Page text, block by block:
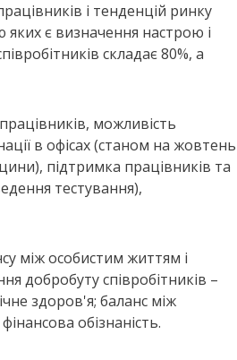
і тенденцій ринку
є визначення настрою і
складає 80%, а
можливість
в офісах (станом на жовтень
підтримка працівників та
тестування),
між особистим життям і
добробуту співробітників –
здоров'я; баланс між
обізнаність.